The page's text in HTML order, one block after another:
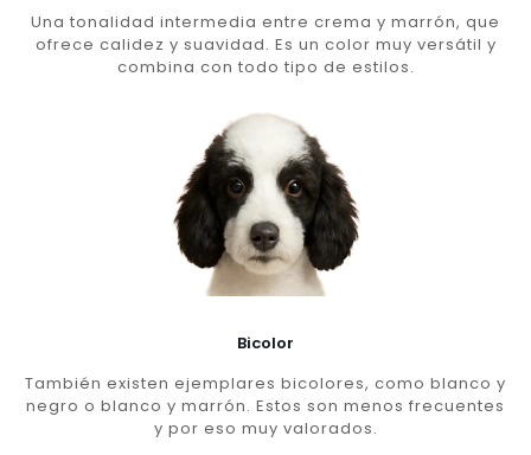
Una tonalidad intermedia entre crema y marrón, que
ofrece calidez y suavidad. Es un color muy versátil y
combina con todo tipo de estilos.
Bicolor
También existen ejemplares bicolores, como blanco y
negro o blanco y marrón. Estos son menos frecuentes
y por eso muy valorados.